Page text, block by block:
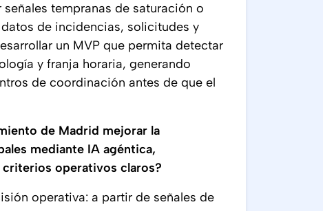
tempranas de saturación o
de incidencias, solicitudes y
un MVP que permita detectar
y franja horaria, generando
de coordinación antes de que el
de Madrid mejorar la
mediante IA agéntica,
operativos claros?
operativa: a partir de señales de